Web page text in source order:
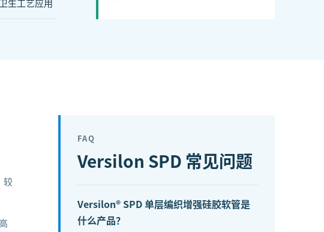
生工艺应用
较
FAQ
Versilon SPD 常见问题
Versilon® SPD 单层编织增强硅胶软管是
什么产品？